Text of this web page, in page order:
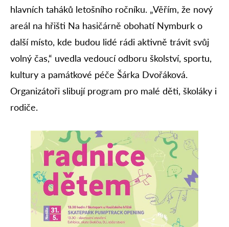
hlavních taháků letošního ročníku. „Věřím, že nový
areál na hřišti Na hasičárně obohatí Nymburk o
další místo, kde budou lidé rádi aktivně trávit svůj
volný čas,“ uvedla vedoucí odboru školství, sportu,
kultury a památkové péče Šárka Dvořáková.
Organizátoři slibují program pro malé děti, školáky i
rodiče.